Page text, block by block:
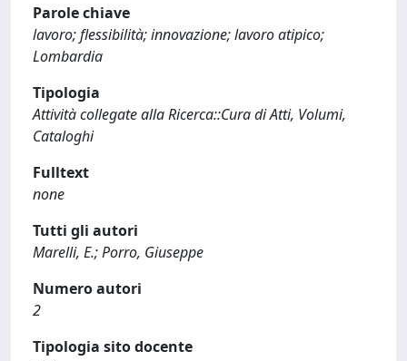
Parole chiave
lavoro; flessibilità; innovazione; lavoro atipico;
Lombardia
Tipologia
Attività collegate alla Ricerca::Cura di Atti, Volumi,
Cataloghi
Fulltext
none
Tutti gli autori
Marelli, E.; Porro, Giuseppe
Numero autori
2
Tipologia sito docente